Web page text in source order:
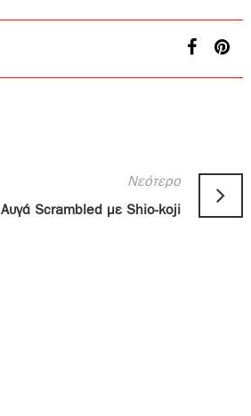
Νεότερο
Αυγά Scrambled με Shio-koji